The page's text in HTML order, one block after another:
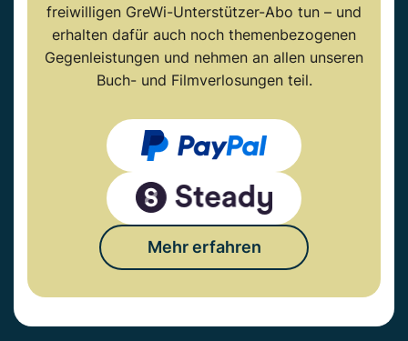
freiwilligen GreWi-Unterstützer-Abo tun – und
erhalten dafür auch noch themenbezogenen
Gegenleistungen und nehmen an allen unseren
Buch- und Filmverlosungen teil.
Mehr erfahren